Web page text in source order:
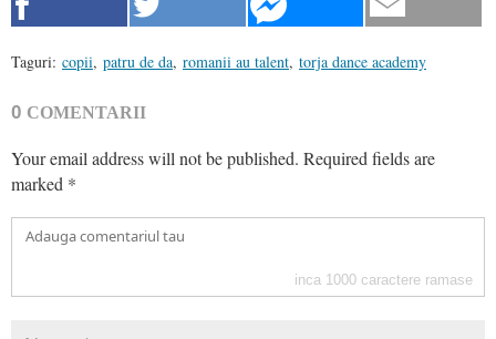
Taguri: copii, patru de da, romanii au talent, torja dance academy
0 COMENTARII
Your email address will not be published. Required fields are
marked *
inca 1000 caractere ramase